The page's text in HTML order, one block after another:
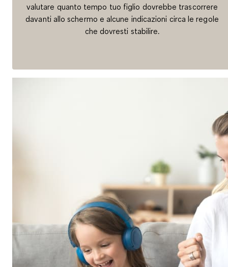
valutare quanto tempo tuo figlio dovrebbe trascorrere
davanti allo schermo e alcune indicazioni circa le regole
che dovresti stabilire.